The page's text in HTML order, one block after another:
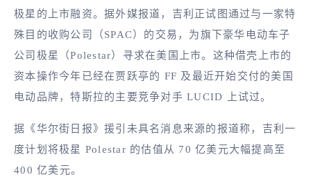
极星的上市融资。据外媒报道，吉利正试图通过与一家特
殊目的收购公司（SPAC）的交易，为旗下豪华电动车子
公司极星（Polestar）寻求在美国上市。这种借壳上市的
资本操作今年已经在贾跃亭的 FF 及最近开始交付的美国
电动品牌，特斯拉的主要竞争对手 LUCID 上试过。
据《华尔街日报》援引未具名消息来源的报道称，吉利一
度计划将极星 Polestar 的估值从 70 亿美元大幅提高至
400 亿美元。